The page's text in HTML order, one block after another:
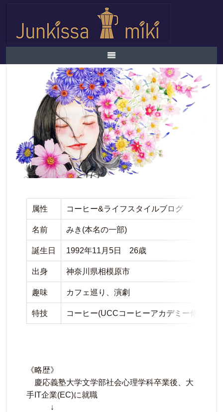
純喫茶みきプロフィール
純喫茶みきプロフィール
属性 コーヒー&ライフスタイルブログ
名前 みき(本名の一部)
誕生日 1992年11月5日 26歳
出身 神奈川県相模原市
趣味 カフェ巡り、演劇
特技 コーヒー(UCCコーヒーアカデミー修了)、
《略歴》
慶応義塾大学文学部社会心理学科卒業後、大
手IT企業(EC)に就職
↓